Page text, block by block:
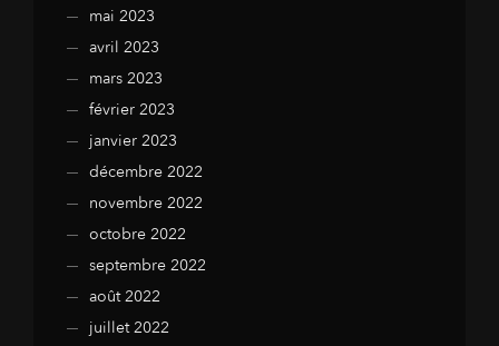
mai 2023
avril 2023
mars 2023
février 2023
janvier 2023
décembre 2022
novembre 2022
octobre 2022
septembre 2022
août 2022
juillet 2022